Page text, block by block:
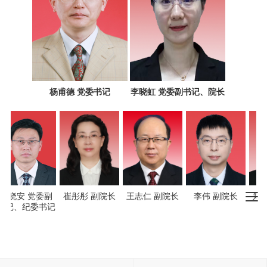
杨甫德 党委书记 李晓虹 党委副书记、院长
王晓安 党委副
记、纪委书记
崔彤彤 副院长 王志仁 副院长 李伟 副院长 郑